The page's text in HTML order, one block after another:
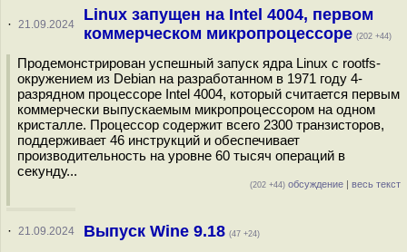
· 21.09.2024
Linux запущен на Intel 4004, первом
коммерческом микропроцессоре (202 +44)
Продемонстрирован успешный запуск ядра Linux с rootfs-
окружением из Debian на разработанном в 1971 году 4-
разрядном процессоре Intel 4004, который считается первым
коммерчески выпускаемым микропроцессором на одном
кристалле. Процессор содержит всего 2300 транзисторов,
поддерживает 46 инструкций и обеспечивает
производительность на уровне 60 тысяч операций в
секунду...
(202 +44) обсуждение | весь текст
· 21.09.2024 Выпуск Wine 9.18 (47 +24)